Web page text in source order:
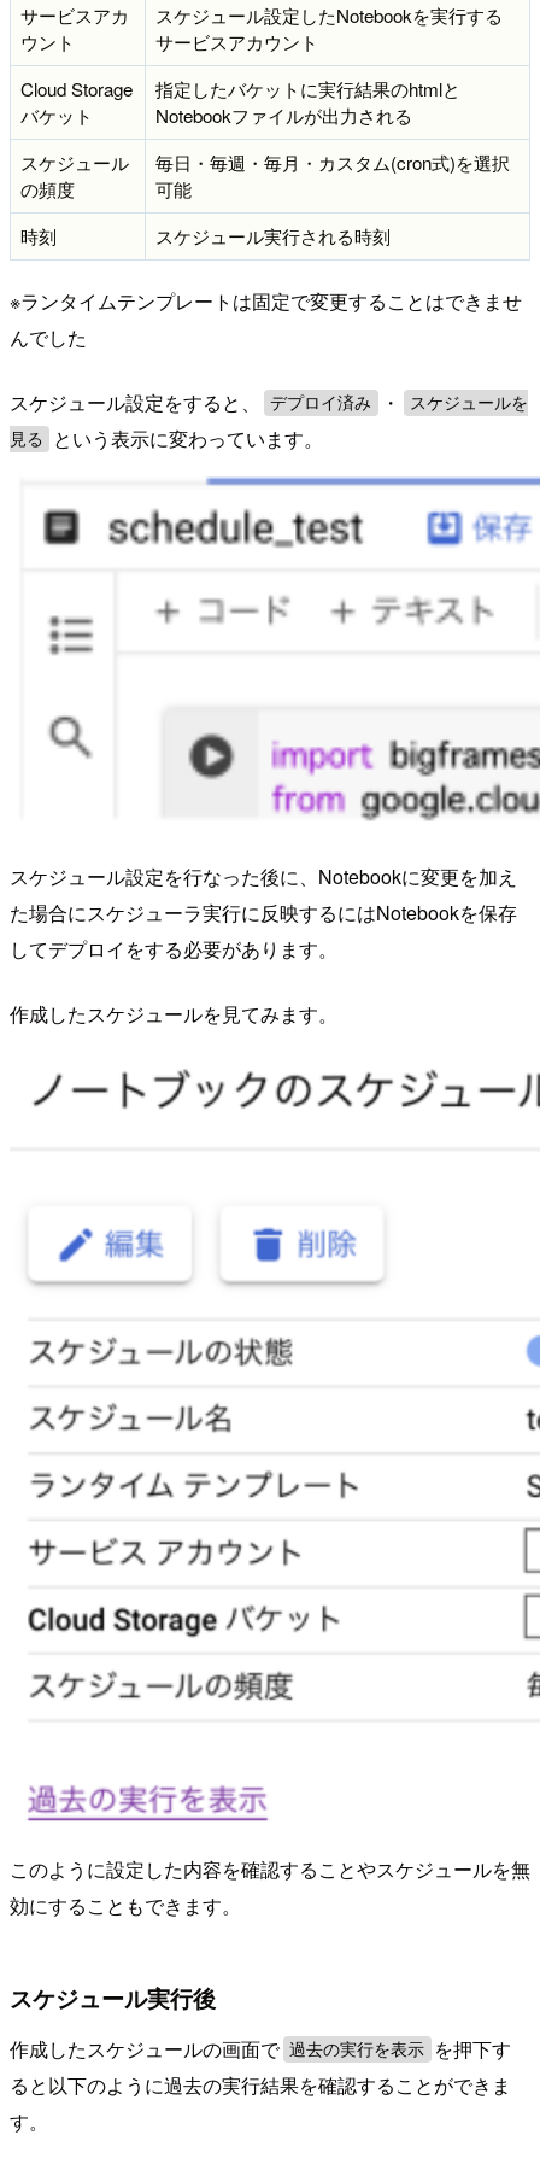
サービスアカ
ウント
スケジュール設定したNotebookを実行する
サービスアカウント
Cloud Storage
バケット
指定したバケットに実行結果のhtmlと
Notebookファイルが出力される
スケジュール
の頻度
毎日・毎週・毎月・カスタム(cron式)を選択
可能
時刻
スケジュール実行される時刻
※ランタイムテンプレートは固定で変更することはできませ
んでした
スケジュール設定をすると、 デプロイ済み ・
スケジュールを
見る
という表示に変わっています。
スケジュール設定を行なった後に、Notebookに変更を加え
た場合にスケジューラ実行に反映するにはNotebookを保存
してデプロイをする必要があります。
作成したスケジュールを見てみます。
このように設定した内容を確認することやスケジュールを無
効にすることもできます。
スケジュール実行後
作成したスケジュールの画面で 過去の実行を表示
を押下す
ると以下のように過去の実行結果を確認することができま
す。